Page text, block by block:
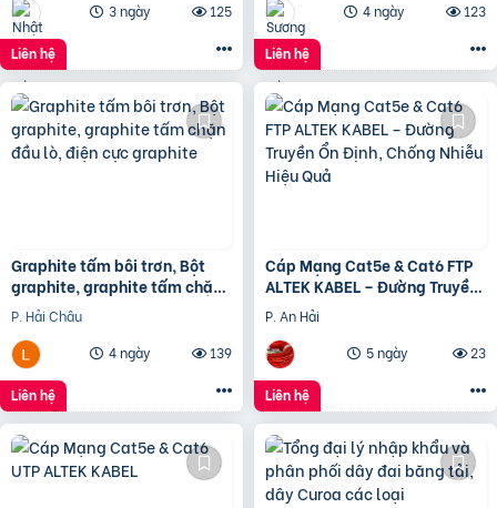
3 ngày
125
Liên hệ
4 ngày
123
Liên hệ
Graphite tấm bôi trơn, Bột
graphite, graphite tấm chặn
đầu lò, điện cực graphite
P. Hải Châu
4 ngày
139
Liên hệ
Cáp Mạng Cat5e & Cat6 FTP
ALTEK KABEL – Đường Truyền
Ổn Định, Chống Nhiễu Hiệu
Quả
P. An Hải
5 ngày
23
Liên hệ